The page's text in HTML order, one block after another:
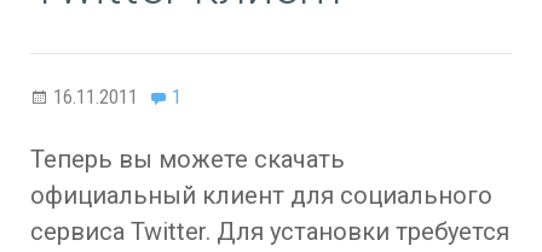
16.11.2011 1
Теперь вы можете скачать
официальный клиент для социального
сервиса Twitter. Для установки требуется